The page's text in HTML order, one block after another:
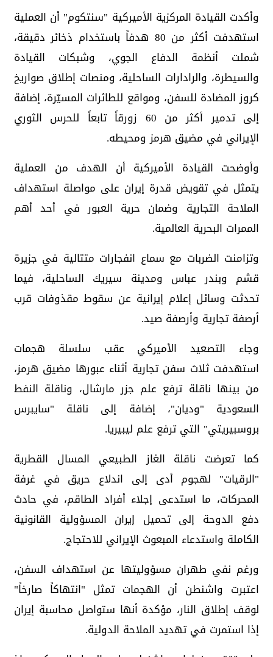
وأكدت القيادة المركزية الأميركية "سنتكوم" أن العملية
استهدفت أكثر من 80 هدفاً باستخدام ذخائر دقيقة،
شملت أنظمة الدفاع الجوي، وشبكات القيادة
والسيطرة، والرادارات الساحلية، ومنصات إطلاق صواريخ
كروز المضادة للسفن، ومواقع للطائرات المسيّرة، إضافة
إلى تدمير أكثر من 60 زورقاً تابعاً للحرس الثوري
الإيراني في مضيق هرمز ومحيطه.
وأوضحت القيادة الأميركية أن الهدف من العملية
يتمثل في تقويض قدرة إيران على مواصلة استهداف
الملاحة التجارية وضمان حرية العبور في أحد أهم
الممرات البحرية العالمية.
وتزامنت الضربات مع سماع انفجارات متتالية في جزيرة
قشم وبندر عباس ومدينة سيريك الساحلية، فيما
تحدثت وسائل إعلام إيرانية عن سقوط مقذوفات قرب
أرصفة تجارية وأرصفة صيد.
وجاء التصعيد الأميركي عقب سلسلة هجمات
استهدفت ثلاث سفن تجارية أثناء عبورها مضيق هرمز،
من بينها ناقلة ترفع علم جزر مارشال، وناقلة النفط
السعودية "وديان"، إضافة إلى ناقلة "سايبرس
بروسبيريتي" التي ترفع علم ليبيريا.
كما تعرضت ناقلة الغاز الطبيعي المسال القطرية
"الرقيات" لهجوم أدى إلى اندلاع حريق في غرفة
المحركات، ما استدعى إجلاء أفراد الطاقم، في حادث
دفع الدوحة إلى تحميل إيران المسؤولية القانونية
الكاملة واستدعاء المبعوث الإيراني للاحتجاج.
ورغم نفي طهران مسؤوليتها عن استهداف السفن،
اعتبرت واشنطن أن الهجمات تمثل "انتهاكاً صارخاً"
لوقف إطلاق النار، مؤكدة أنها ستواصل محاسبة إيران
إذا استمرت في تهديد الملاحة الدولية.